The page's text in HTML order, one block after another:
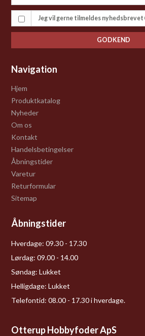
Jeg vil gerne tilmeldes nyhedsbrevet
GODKEND
Navigation
Hjem
Produktkatalog
Nyheder
Om os
Kontakt
Handelsbetingelser
Åbningstider
Varetur
Returformular
Sitemap
Åbningstider
Hverdage: 09.30 - 17.30
Lørdag: 09.00 - 14.00
Søndag: Lukket
Helligdage: Lukket
Telefontid: 08.00 - 17.30 i hverdage.
Otterup Hobbyfoder ApS